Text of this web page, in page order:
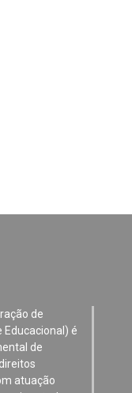
de
Educacional) é
de
atuação